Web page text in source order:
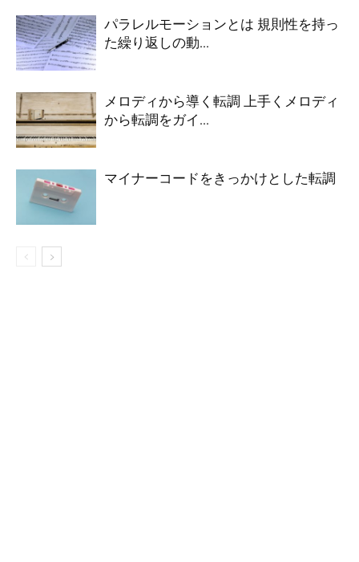
パラレルモーションとは 規則性を持っ
た繰り返しの動...
メロディから導く転調 上手くメロディ
から転調をガイ...
マイナーコードをきっかけとした転調